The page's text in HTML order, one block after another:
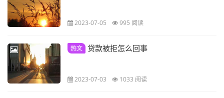
2023-07-05 995 阅读
热文 贷款被拒怎么回事
2023-07-03 1033 阅读